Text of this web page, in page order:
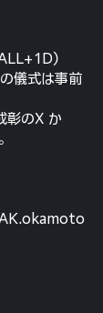
）
儀式は事前
彰のX か
AK.okamoto